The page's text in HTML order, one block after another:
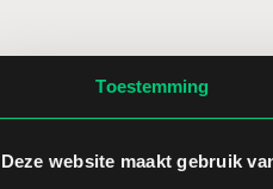
Toestemming
Deze website maakt gebruik